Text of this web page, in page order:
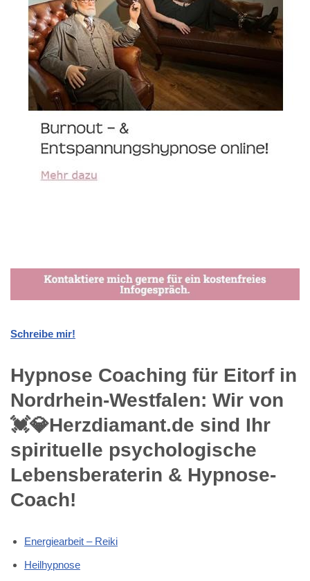
Schreibe mir!
Hypnose Coaching für Eitorf in
Nordrhein-Westfalen: Wir von
💓️💎Herzdiamant.de sind Ihr
spirituelle psychologische
Lebensberaterin & Hypnose-
Coach!
Energiearbeit – Reiki
Heilhypnose